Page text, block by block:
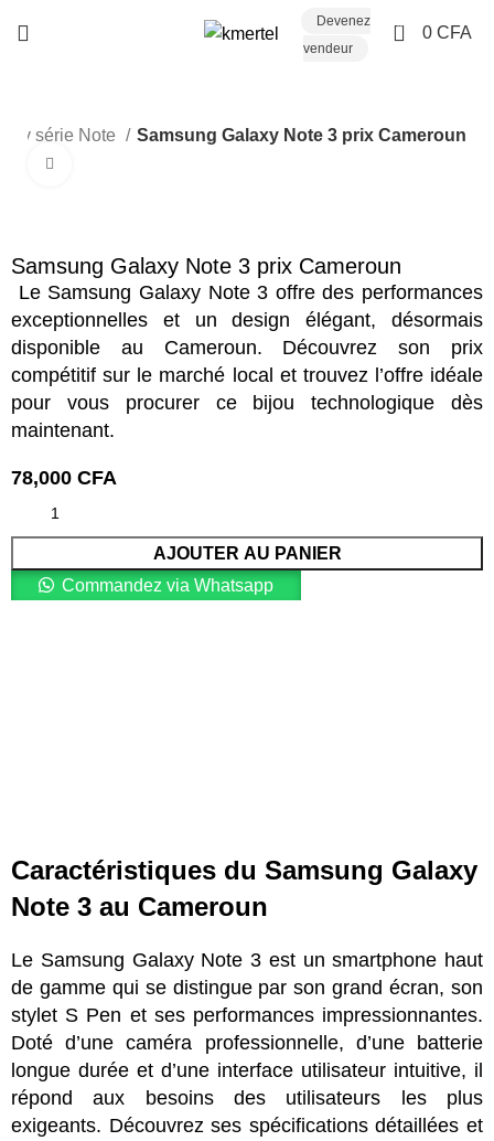
Devenez
vendeur
0 0 CFA
série Note Samsung Galaxy Note 3 prix Cameroun
Samsung Galaxy Note 3 prix Cameroun
Le Samsung Galaxy Note 3 offre des performances
exceptionnelles et un design élégant, désormais
disponible au Cameroun. Découvrez son prix
compétitif sur le marché local et trouvez l’offre idéale
pour vous procurer ce bijou technologique dès
maintenant.
78,000CFA
AJOUTER AU PANIER
Commandez via Whatsapp
Caractéristiques du Samsung Galaxy
Note 3 au Cameroun
Le Samsung Galaxy Note 3 est un smartphone haut
de gamme qui se distingue par son grand écran, son
stylet S Pen et ses performances impressionnantes.
Doté d’une caméra professionnelle, d’une batterie
longue durée et d’une interface utilisateur intuitive, il
répond aux besoins des utilisateurs les plus
exigeants. Découvrez ses spécifications détaillées et